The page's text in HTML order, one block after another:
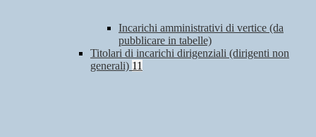
Incarichi amministrativi di vertice (da
pubblicare in tabelle)
Titolari di incarichi dirigenziali (dirigenti non
generali) 11